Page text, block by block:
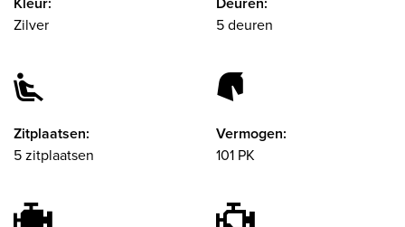
Zilver
5 deuren
Zitplaatsen:
5 zitplaatsen
Vermogen:
101 PK